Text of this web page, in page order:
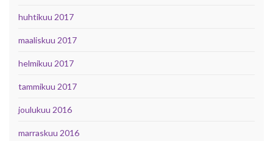
huhtikuu 2017
maaliskuu 2017
helmikuu 2017
tammikuu 2017
joulukuu 2016
marraskuu 2016